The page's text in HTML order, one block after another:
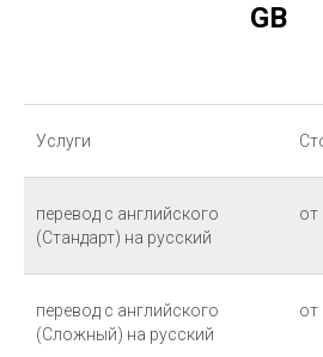
GB
Услуги
перевод с английского
(Стандарт) на русский
от
перевод с английского
(Сложный) на русский
от